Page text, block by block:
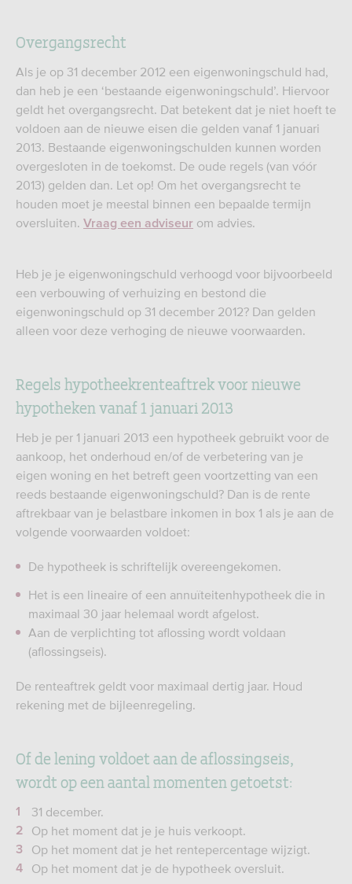
Overgangsrecht
Als je op 31 december 2012 een eigenwoningschuld had,
dan heb je een ‘bestaande eigenwoningschuld’. Hiervoor
geldt het overgangsrecht. Dat betekent dat je niet hoeft te
voldoen aan de nieuwe eisen die gelden vanaf 1 januari
2013. Bestaande eigenwoningschulden kunnen worden
overgesloten in de toekomst. De oude regels (van vóór
2013) gelden dan. Let op! Om het overgangsrecht te
houden moet je meestal binnen een bepaalde termijn
oversluiten. Vraag een adviseur om advies.
Heb je je eigenwoningschuld verhoogd voor bijvoorbeeld
een verbouwing of verhuizing en bestond die
eigenwoningschuld op 31 december 2012? Dan gelden
alleen voor deze verhoging de nieuwe voorwaarden.
Regels hypotheekrenteaftrek voor nieuwe
hypotheken vanaf 1 januari 2013
Heb je per 1 januari 2013 een hypotheek gebruikt voor de
aankoop, het onderhoud en/of de verbetering van je
eigen woning en het betreft geen voortzetting van een
reeds bestaande eigenwoningschuld? Dan is de rente
aftrekbaar van je belastbare inkomen in box 1 als je aan de
volgende voorwaarden voldoet:
De hypotheek is schriftelijk overeengekomen.
Het is een lineaire of een annuïteitenhypotheek die in
maximaal 30 jaar helemaal wordt afgelost.
Aan de verplichting tot aflossing wordt voldaan
(aflossingseis).
De renteaftrek geldt voor maximaal dertig jaar. Houd
rekening met de bijleenregeling.
Of de lening voldoet aan de aflossingseis,
wordt op een aantal momenten getoetst:
31 december.
Op het moment dat je je huis verkoopt.
Op het moment dat je het rentepercentage wijzigt.
Op het moment dat je de hypotheek oversluit.